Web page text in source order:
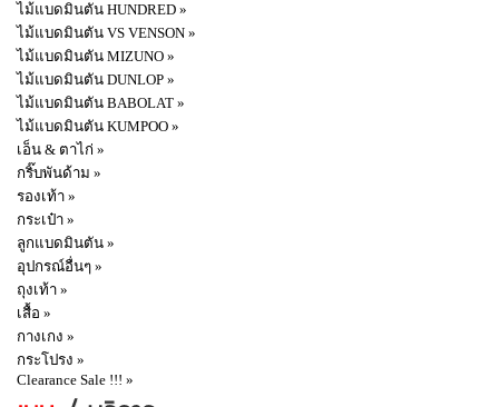
ไม้แบดมินตัน HUNDRED »
ไม้แบดมินตัน VS VENSON »
ไม้แบดมินตัน MIZUNO »
ไม้แบดมินตัน DUNLOP »
ไม้แบดมินตัน BABOLAT »
ไม้แบดมินตัน KUMPOO »
เอ็น & ตาไก่ »
กริ๊บพันด้าม »
รองเท้า »
กระเป๋า »
ลูกแบดมินตัน »
อุปกรณ์อื่นๆ »
ถุงเท้า »
เสื้อ »
กางเกง »
กระโปรง »
Clearance Sale !!! »